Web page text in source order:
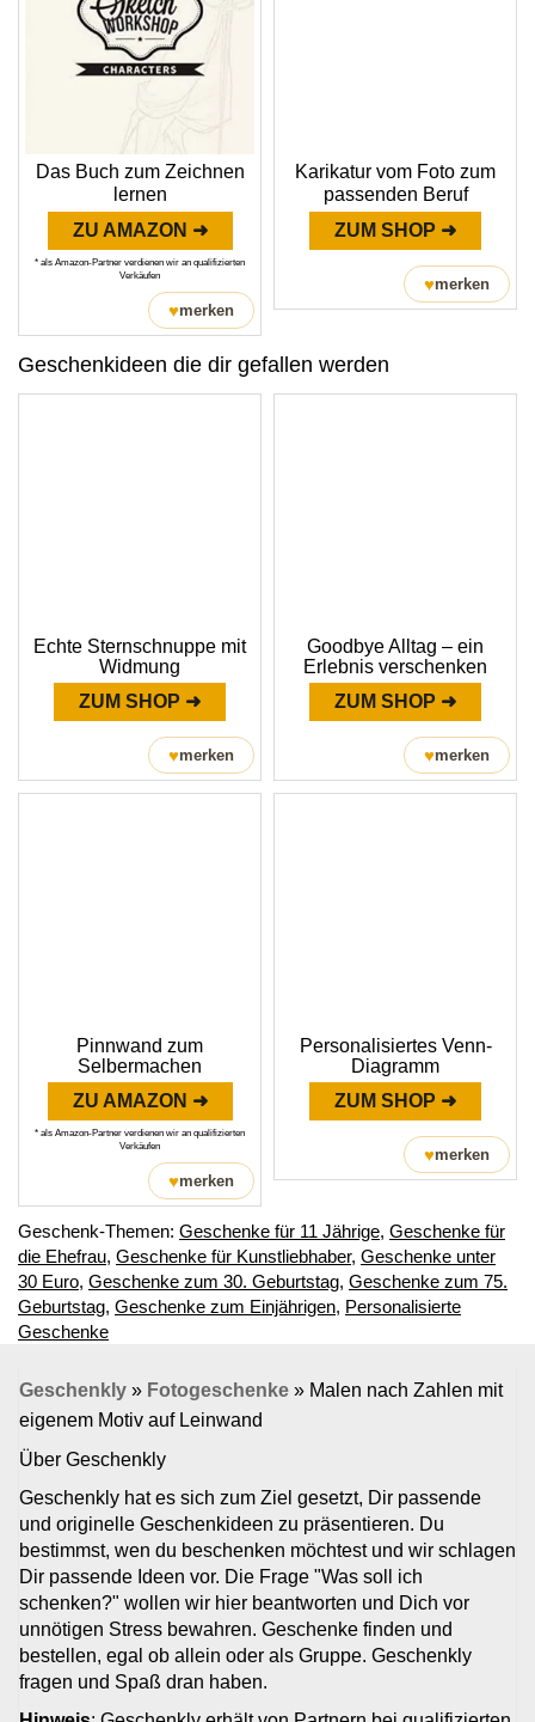
Das Buch zum Zeichnen
lernen
ZU AMAZON ➜
* als Amazon-Partner verdienen wir an qualifizierten
Verkäufen
♥merken
Karikatur vom Foto zum
passenden Beruf
ZUM SHOP ➜
♥merken
Geschenkideen die dir gefallen werden
Echte Sternschnuppe mit
Widmung
ZUM SHOP ➜
♥merken
Goodbye Alltag – ein
Erlebnis verschenken
ZUM SHOP ➜
♥merken
Pinnwand zum
Selbermachen
ZU AMAZON ➜
* als Amazon-Partner verdienen wir an qualifizierten
Verkäufen
♥merken
Personalisiertes Venn-
Diagramm
ZUM SHOP ➜
♥merken
Geschenk-Themen: Geschenke für 11 Jährige, Geschenke für
die Ehefrau, Geschenke für Kunstliebhaber, Geschenke unter
30 Euro, Geschenke zum 30. Geburtstag, Geschenke zum 75.
Geburtstag, Geschenke zum Einjährigen, Personalisierte
Geschenke
Geschenkly » Fotogeschenke » Malen nach Zahlen mit
eigenem Motiv auf Leinwand
Über Geschenkly
Geschenkly hat es sich zum Ziel gesetzt, Dir passende
und originelle Geschenkideen zu präsentieren. Du
bestimmst, wen du beschenken möchtest und wir schlagen
Dir passende Ideen vor. Die Frage "Was soll ich
schenken?" wollen wir hier beantworten und Dich vor
unnötigen Stress bewahren. Geschenke finden und
bestellen, egal ob allein oder als Gruppe. Geschenkly
fragen und Spaß dran haben.